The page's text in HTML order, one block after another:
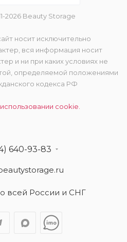
2026 Beauty Storage
носит исключительно
вся информация носит
и ни при каких условиях не
определяемой положениями
кодекса РФ
cookie.
640-93-83
всей России и СНГ